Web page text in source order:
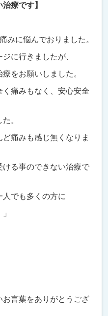
療です】
みに悩んでおりました。
に行きましたが、
をお願いしました。
痛みもなく、安心安全
。
痛みも感じ無くなりま
る事のできない治療で
でも多くの方に
お言葉をありがとうござ